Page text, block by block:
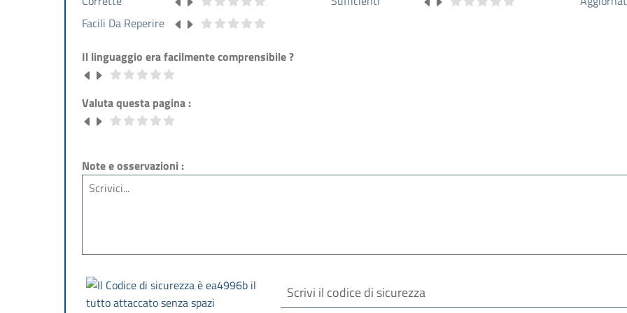
Facili Da Reperire
Il linguaggio era facilmente comprensibile ?
Valuta questa pagina :
Note e osservazioni :